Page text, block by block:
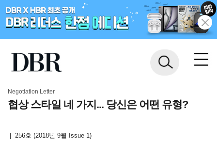
Negotiation Letter
협상 스타일 네 가지... 당신은 어떤 유형?
256호 (2018년 9월 Issue 1)